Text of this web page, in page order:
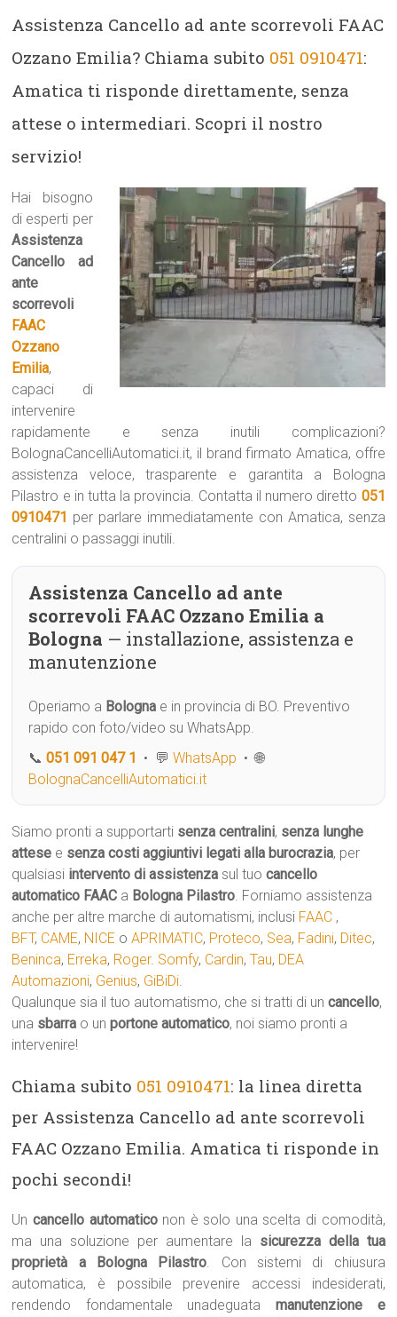
Assistenza Cancello ad ante scorrevoli FAAC
Ozzano Emilia? Chiama subito 051 0910471:
Amatica ti risponde direttamente, senza
attese o intermediari. Scopri il nostro
servizio!
Hai bisogno
di esperti per
Assistenza
Cancello ad
ante
scorrevoli
FAAC
Ozzano
Emilia,
capaci di
intervenire
rapidamente e senza inutili complicazioni?
BolognaCancelliAutomatici.it, il brand firmato Amatica, offre
assistenza veloce, trasparente e garantita a Bologna
Pilastro e in tutta la provincia. Contatta il numero diretto 051
0910471 per parlare immediatamente con Amatica, senza
centralini o passaggi inutili.
Assistenza Cancello ad ante
scorrevoli FAAC Ozzano Emilia a
Bologna — installazione, assistenza e
manutenzione
Operiamo a Bologna e in provincia di BO. Preventivo
rapido con foto/video su WhatsApp.
📞051 091 047 1 • 💬WhatsApp • 🌐
BolognaCancelliAutomatici.it
Siamo pronti a supportarti senza centralini, senza lunghe
attese e senza costi aggiuntivi legati alla burocrazia, per
qualsiasi intervento di assistenza sul tuocancello
automatico FAAC a Bologna Pilastro. Forniamo assistenza
anche per altre marche di automatismi, inclusi FAAC ,
BFT, CAME, NICE oAPRIMATIC, Proteco, Sea, Fadini, Ditec,
Beninca, Erreka, Roger. Somfy, Cardin,Tau, DEA
Automazioni, Genius, GiBiDi.
Qualunque sia il tuo automatismo, che si tratti di uncancello,
una sbarra o unportone automatico, noi siamo pronti a
intervenire!
Chiama subito 051 0910471: la linea diretta
per Assistenza Cancello ad ante scorrevoli
FAAC Ozzano Emilia. Amatica ti risponde in
pochi secondi!
Uncancello automaticonon è solo una scelta di comodità,
ma una soluzione per aumentare la sicurezza della tua
proprietà a Bologna Pilastro. Con sistemi di chiusura
automatica, è possibile prevenire accessi indesiderati,
rendendo fondamentale unadeguatamanutenzione e